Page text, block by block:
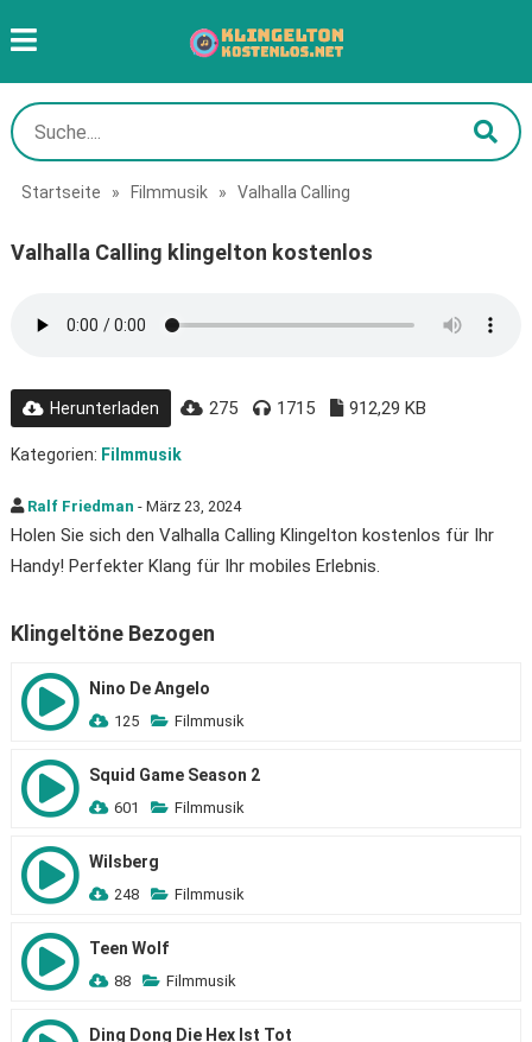
Startseite » Filmmusik » Valhalla Calling
Valhalla Calling klingelton kostenlos
Herunterladen 275 1715 912,29 KB
Kategorien: Filmmusik
Ralf Friedman - März 23, 2024
Holen Sie sich den Valhalla Calling Klingelton kostenlos für Ihr
Handy! Perfekter Klang für Ihr mobiles Erlebnis.
Klingeltöne Bezogen
Nino De Angelo
125 Filmmusik
Squid Game Season 2
601 Filmmusik
Wilsberg
248 Filmmusik
Teen Wolf
88 Filmmusik
Ding Dong Die Hex Ist Tot